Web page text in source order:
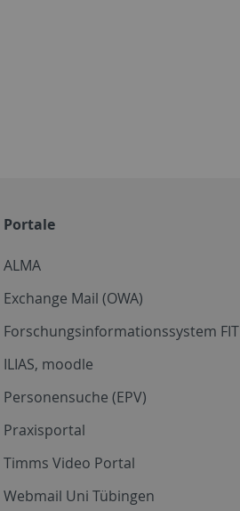
Portale
ALMA
Exchange Mail (OWA)
Forschungsinformationssystem FIT
ILIAS, moodle
Personensuche (EPV)
Praxisportal
Timms Video Portal
Webmail Uni Tübingen